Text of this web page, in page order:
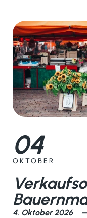
04
OKTOBER
4. Oktober 2026